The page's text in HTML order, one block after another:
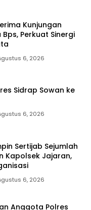
Kunjungan
Perkuat Sinergi
6, 2026
Sidrap Sowan ke
6, 2026
Sertijab Sejumlah
Kapolsek Jajaran,
6, 2026
Anggota Polres